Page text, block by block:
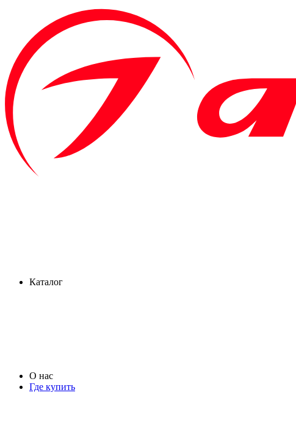
Каталог
О нас
Где купить